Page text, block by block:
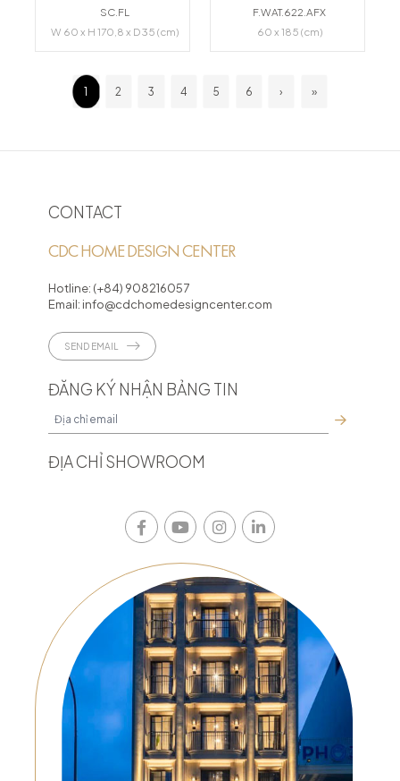
SC.FL
W 60 x H 170,8 x D 35 (cm)
F.WAT.622.AFX
60 x 185 (cm)
1 2 3 4 5 6 › »
CONTACT
CDC HOME DESIGN CENTER
Hotline: (+84) 908216057
Email: info@cdchomedesigncenter.com
SEND EMAIL
ĐĂNG KÝ NHẬN BẢNG TIN
ĐỊA CHỈ SHOWROOM